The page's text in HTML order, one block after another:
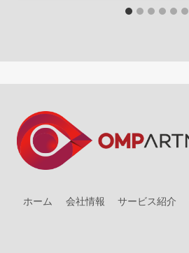
ホーム 会社情報 サービス紹介